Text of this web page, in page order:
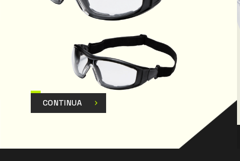
CONTINUA